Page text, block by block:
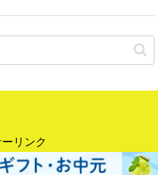
リンク